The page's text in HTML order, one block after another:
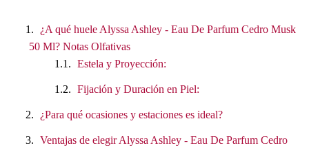
¿A qué huele Alyssa Ashley - Eau De Parfum Cedro Musk
50 Ml? Notas Olfativas
Estela y Proyección:
Fijación y Duración en Piel:
¿Para qué ocasiones y estaciones es ideal?
Ventajas de elegir Alyssa Ashley - Eau De Parfum Cedro